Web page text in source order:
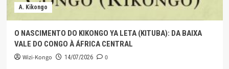
A. Kikongo
O NASCIMENTO DO KIKONGO YA LETA (KITUBA): DA BAIXA
VALE DO CONGO À ÁFRICA CENTRAL
Wizi-Kongo 14/07/2026 0